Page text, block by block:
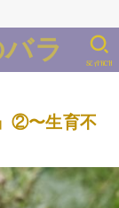
ラ SEARCH
②〜生育不